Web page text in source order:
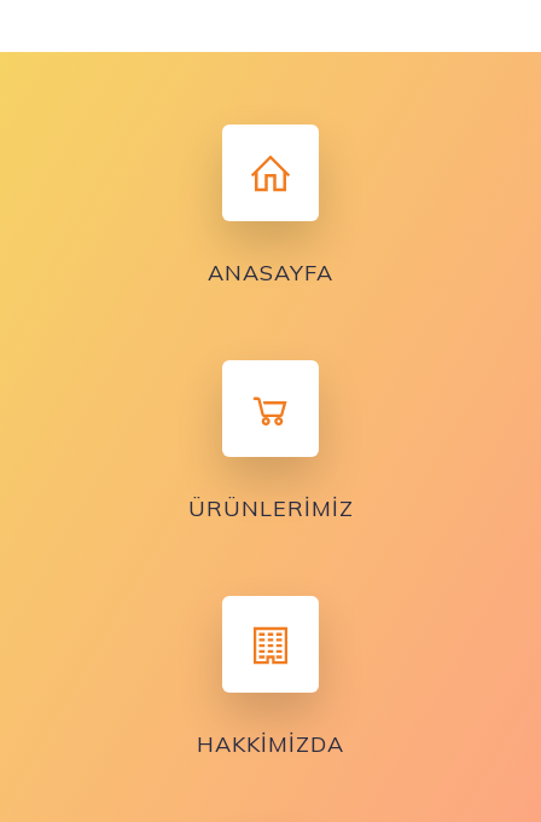
ANASAYFA
ÜRÜNLERIMIZ
HAKKIMIZDA